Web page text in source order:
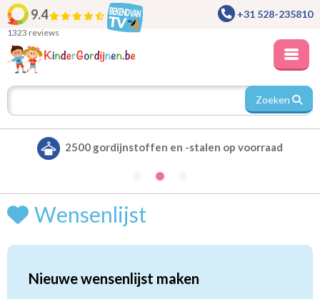
9.4
1323 reviews
+31 528-235810
Zoeken
2500 gordijnstoffen en -stalen op voorraad
Wensenlijst
Nieuwe wensenlijst maken